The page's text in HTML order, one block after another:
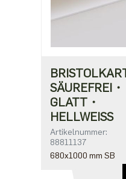
SÄUREFREI・
GLATT・
HELLWEISS
Artikelnummer:
88811137
680x1000 mm SB